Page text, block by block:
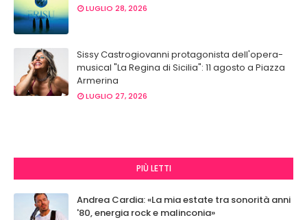
LUGLIO 28, 2026
Sissy Castrogiovanni protagonista dell'opera-
musical "La Regina di Sicilia": 11 agosto a Piazza
Armerina
LUGLIO 27, 2026
PIÙ LETTI
Andrea Cardia: «La mia estate tra sonorità anni
'80, energia rock e malinconia»